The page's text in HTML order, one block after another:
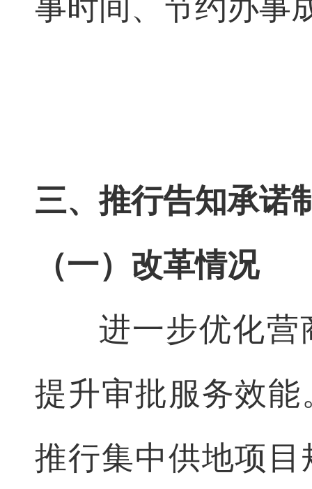
事时间、节约办事
三、推行告知承诺
（一）改革情况
进一步优化营
提升审批服务效
推行集中供地项